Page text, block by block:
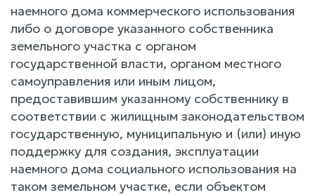
наемного дома коммерческого использования
либо о договоре указанного собственника
земельного участка с органом
государственной власти, органом местного
самоуправления или иным лицом,
предоставившим указанному собственнику в
соответствии с жилищным законодательством
государственную, муниципальную и (или) иную
поддержку для создания, эксплуатации
наемного дома социального использования на
таком земельном участке, если объектом